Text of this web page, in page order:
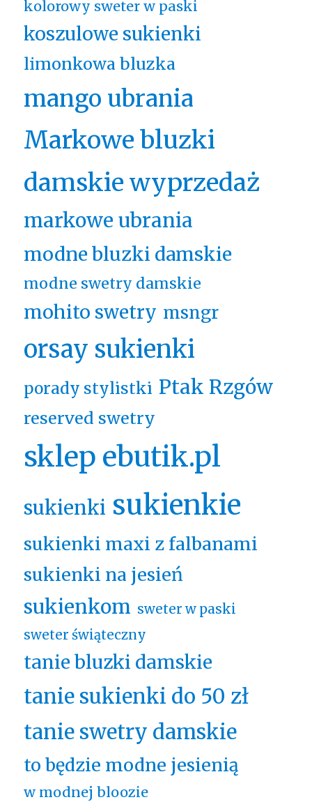
kolorowy sweter w paski
koszulowe sukienki
limonkowa bluzka
mango ubrania
Markowe bluzki
damskie wyprzedaż
markowe ubrania
modne bluzki damskie
modne swetry damskie
mohito swetry msngr
orsay sukienki
porady stylistki Ptak Rzgów
reserved swetry
sklep ebutik.pl
sukienki sukienkie
sukienki maxi z falbanami
sukienki na jesień
sukienkom sweter w paski
sweter świąteczny
tanie bluzki damskie
tanie sukienki do 50 zł
tanie swetry damskie
to będzie modne jesienią
w modnej bloozie